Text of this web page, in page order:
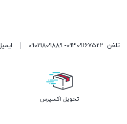
تلفن 09309167522- 09019809889
تحویل اکسپرس